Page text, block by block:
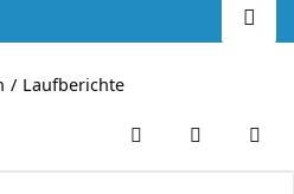
Laufberichte